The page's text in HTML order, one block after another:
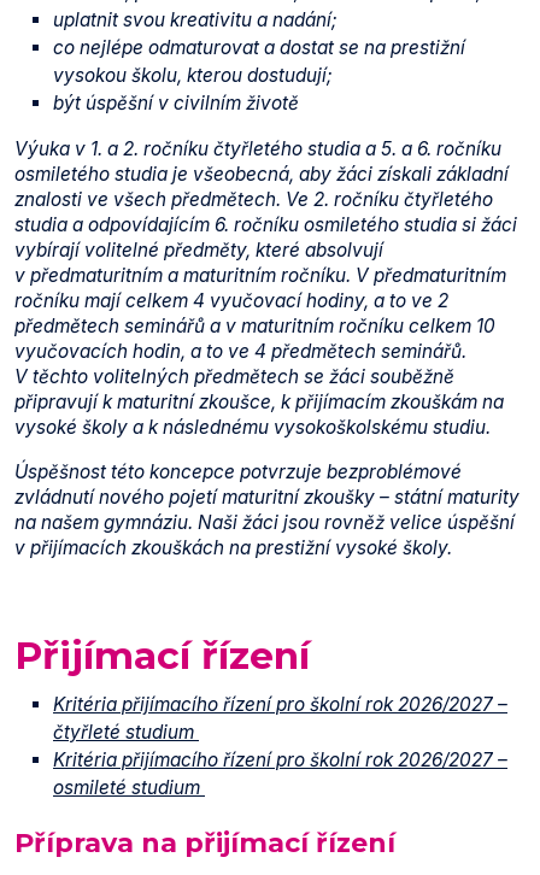
uplatnit svou kreativitu a nadání;
co nejlépe odmaturovat a dostat se na prestižní
vysokou školu, kterou dostudují;
být úspěšní v civilním životě
Výuka v 1. a 2. ročníku čtyřletého studia a 5. a 6. ročníku
osmiletého studia je všeobecná, aby žáci získali základní
znalosti ve všech předmětech. Ve 2. ročníku čtyřletého
studia a odpovídajícím 6. ročníku osmiletého studia si žáci
vybírají volitelné předměty, které absolvují
v předmaturitním a maturitním ročníku. V předmaturitním
ročníku mají celkem 4 vyučovací hodiny, a to ve 2
předmětech seminářů a v maturitním ročníku celkem 10
vyučovacích hodin, a to ve 4 předmětech seminářů.
V těchto volitelných předmětech se žáci souběžně
připravují k maturitní zkoušce, k přijímacím zkouškám na
vysoké školy a k následnému vysokoškolskému studiu.
Úspěšnost této koncepce potvrzuje bezproblémové
zvládnutí nového pojetí maturitní zkoušky – státní maturity
na našem gymnáziu. Naši žáci jsou rovněž velice úspěšní
v přijímacích zkouškách na prestižní vysoké školy.
Přijímací řízení
Kritéria přijímacího řízení pro školní rok 2026/2027 –
čtyřleté studium
Kritéria přijímacího řízení pro školní rok 2026/2027 –
osmileté studium
Příprava na přijímací řízení